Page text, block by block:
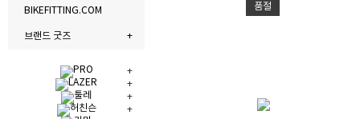
BIKEFITTING.COM
브랜드 굿즈
품절